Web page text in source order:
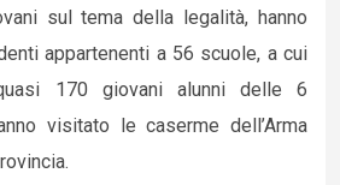
sul tema della legalità, hanno
appartenenti a 56 scuole, a cui
170 giovani alunni delle 6
visitato le caserme dell’Arma